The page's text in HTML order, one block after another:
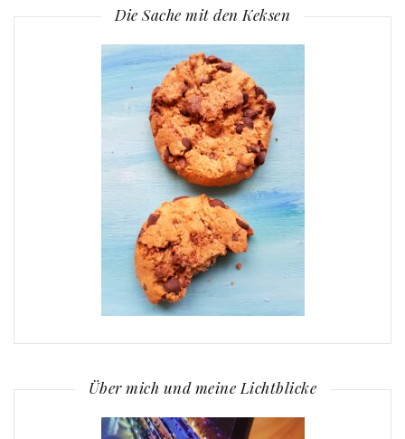
Die Sache mit den Keksen
Über mich und meine Lichtblicke